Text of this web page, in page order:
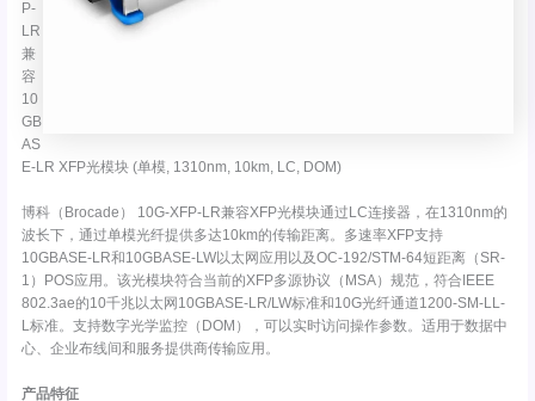
P-
LR
兼
容
10
GB
AS
E-LR XFP光模块 (单模, 1310nm, 10km, LC, DOM)
博科（Brocade） 10G-XFP-LR兼容XFP光模块通过LC连接器，在1310nm的
波长下，通过单模光纤提供多达10km的传输距离。多速率XFP支持
10GBASE-LR和10GBASE-LW以太网应用以及OC-192/STM-64短距离（SR-
1）POS应用。该光模块符合当前的XFP多源协议（MSA）规范，符合IEEE
802.3ae的10千兆以太网10GBASE-LR/LW标准和10G光纤通道1200-SM-LL-
L标准。支持数字光学监控（DOM），可以实时访问操作参数。适用于数据中
心、企业布线间和服务提供商传输应用。
产品特征